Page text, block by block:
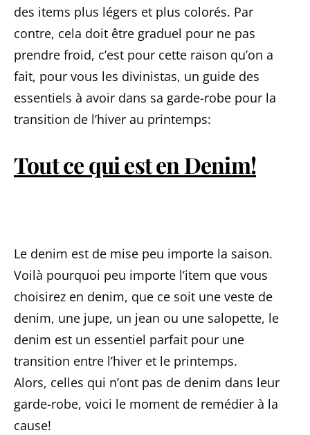
des items plus légers et plus colorés. Par
contre, cela doit être graduel pour ne pas
prendre froid, c’est pour cette raison qu’on a
fait, pour vous les divinistas, un guide des
essentiels à avoir dans sa garde-robe pour la
transition de l’hiver au printemps:
Tout ce qui est en Denim!
Le denim est de mise peu importe la saison.
Voilà pourquoi peu importe l’item que vous
choisirez en denim, que ce soit une veste de
denim, une jupe, un jean ou une salopette, le
denim est un essentiel parfait pour une
transition entre l’hiver et le printemps.
Alors, celles qui n’ont pas de denim dans leur
garde-robe, voici le moment de remédier à la
cause!